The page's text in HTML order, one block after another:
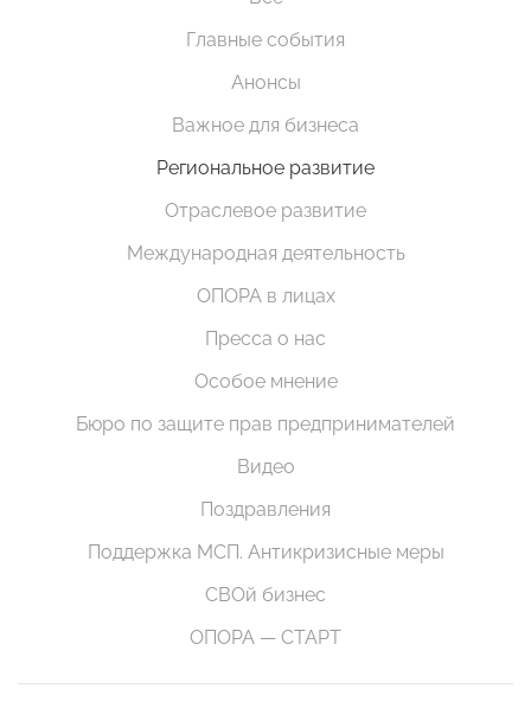
Главные события
Анонсы
Важное для бизнеса
Региональное развитие
Отраслевое развитие
Международная деятельность
ОПОРА в лицах
Пресса о нас
Особое мнение
Бюро по защите прав предпринимателей
Видео
Поздравления
Поддержка МСП. Антикризисные меры
СВОй бизнес
ОПОРА — СТАРТ